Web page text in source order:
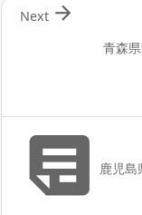
青森

Next
 鹿児